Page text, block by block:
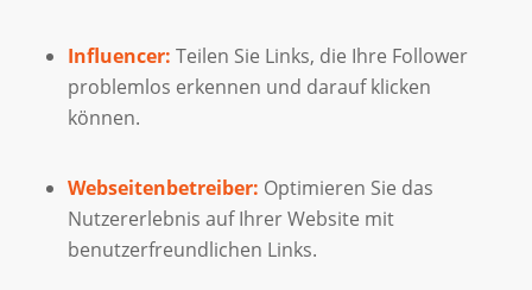
Influencer: Teilen Sie Links, die Ihre Follower
problemlos erkennen und darauf klicken
können.
Webseitenbetreiber: Optimieren Sie das
Nutzererlebnis auf Ihrer Website mit
benutzerfreundlichen Links.